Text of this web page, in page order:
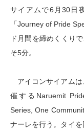
サイアムで6月30日
「Journey of Pride
ド月間を締めくくり
そ5分。
アイコンサイアムは
催するNaruemit
Series, One
ナーレを行う。タイ